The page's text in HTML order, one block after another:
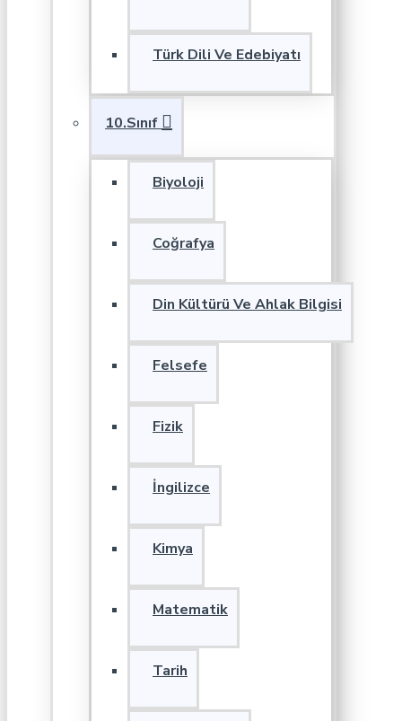
Türk Dili Ve Edebiyatı
10.Sınıf
Biyoloji
Coğrafya
Din Kültürü Ve Ahlak Bilgisi
Felsefe
Fizik
İngilizce
Kimya
Matematik
Tarih